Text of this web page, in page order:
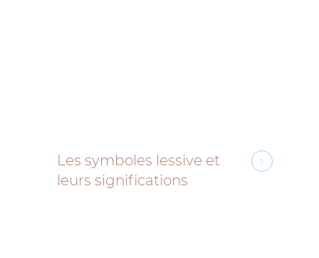
Les symboles lessive et
leurs significations